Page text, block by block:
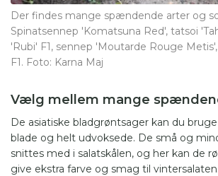
Der findes mange spændende arter og
Spinatsennep 'Komatsuna Red', tatsoi
'Rubi' F1, sennep 'Moutarde Rouge
F1. Foto: Karna Maj
Vælg mellem mange
De asiatiske bladgrøntsager kan du
blade og helt udvoksede. De små og
snittes med i salatskålen, og her kan de
give ekstra farve og smag til